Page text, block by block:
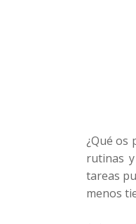
¿Qué os
rutinas
tareas
menos